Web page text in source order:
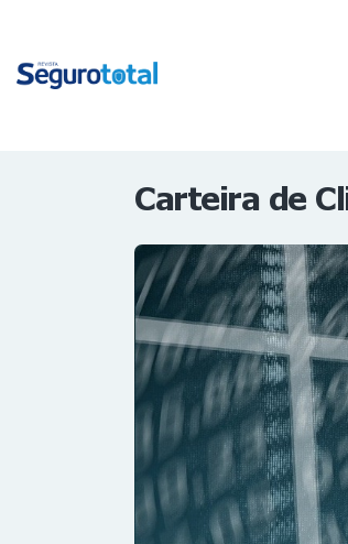
Carteira de